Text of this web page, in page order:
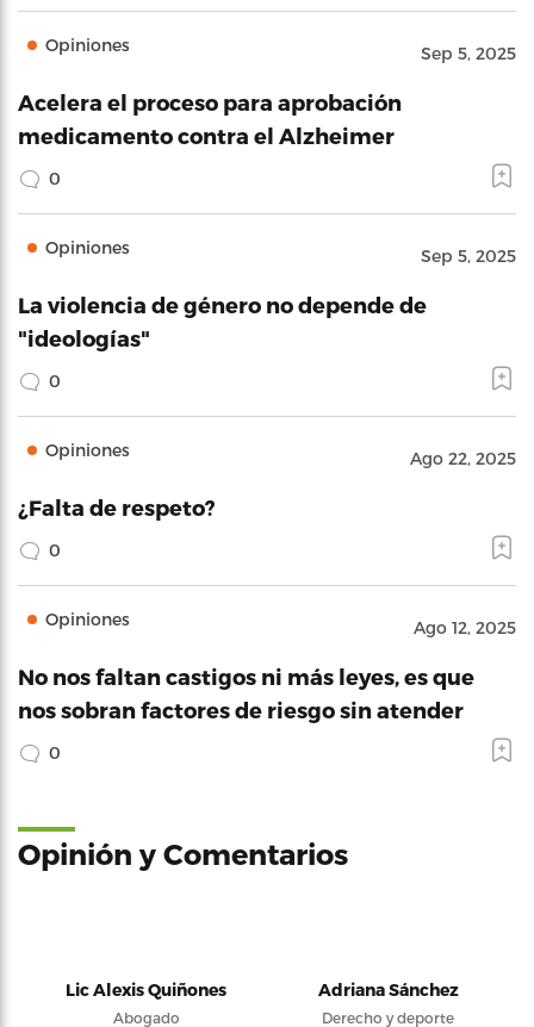
Opiniones Sep 5, 2025
Acelera el proceso para aprobación
medicamento contra el Alzheimer
0
Opiniones Sep 5, 2025
La violencia de género no depende de
"ideologías"
0
Opiniones Ago 22, 2025
¿Falta de respeto?
0
Opiniones Ago 12, 2025
No nos faltan castigos ni más leyes, es que
nos sobran factores de riesgo sin atender
0
Opinión y Comentarios
Lic Alexis Quiñones
Abogado
Adriana Sánchez
Derecho y deporte